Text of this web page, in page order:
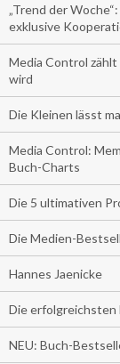
„Trend der
exklusive
Media Control
wird
Die Kleinen lässt
Media Control:
Buch-Charts
Die 5 ultimativen
Die Medien-
Hannes Jaenicke
Die erfolgreichsten
NEU: Buch-